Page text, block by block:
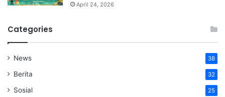
April 24, 2026
Categories
News 38
Berita 32
Sosial 25